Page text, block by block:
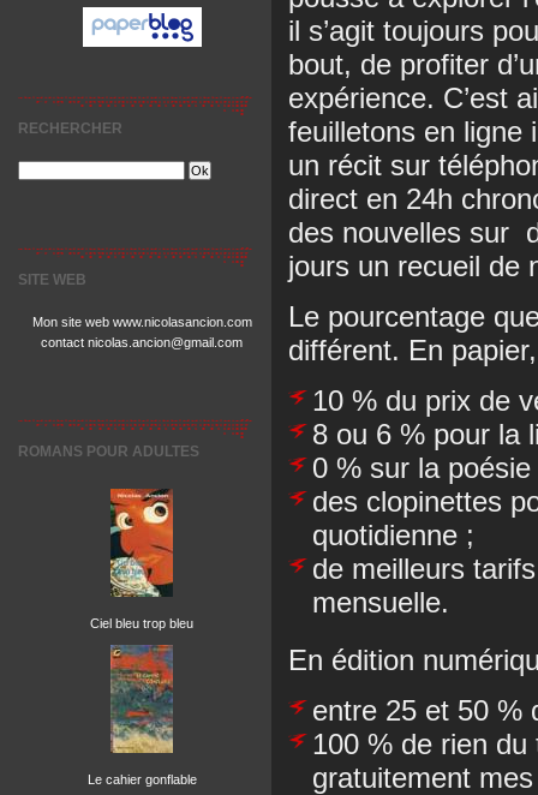
RECHERCHER
SITE WEB
Mon site web www.nicolasancion.com
contact nicolas.ancion@gmail.com
ROMANS POUR ADULTES
Ciel bleu trop bleu
Le cahier gonflable
il s’agit toujours
bout, de profiter
expérience. C’est
feuilletons en ligne
un récit sur
direct en 24h
des nouvelles sur
jours un recueil de
Le pourcentage
différent. En
10 % du prix de
8 ou 6 % pour la
0 % sur la poésie
des clopinettes
quotidienne ;
de meilleurs
mensuelle.
En édition
entre 25 et 50 %
100 % de rien
gratuitement